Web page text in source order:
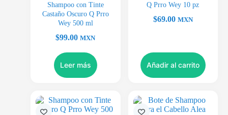
Shampoo con Tinte
Castaño Oscuro Q Prro
Wey 500 ml
$99.00 MXN
Leer más
Q Prro Wey 10 pz
$69.00 MXN
Añadir al carrito